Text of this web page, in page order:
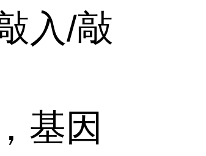
入/敲
基因